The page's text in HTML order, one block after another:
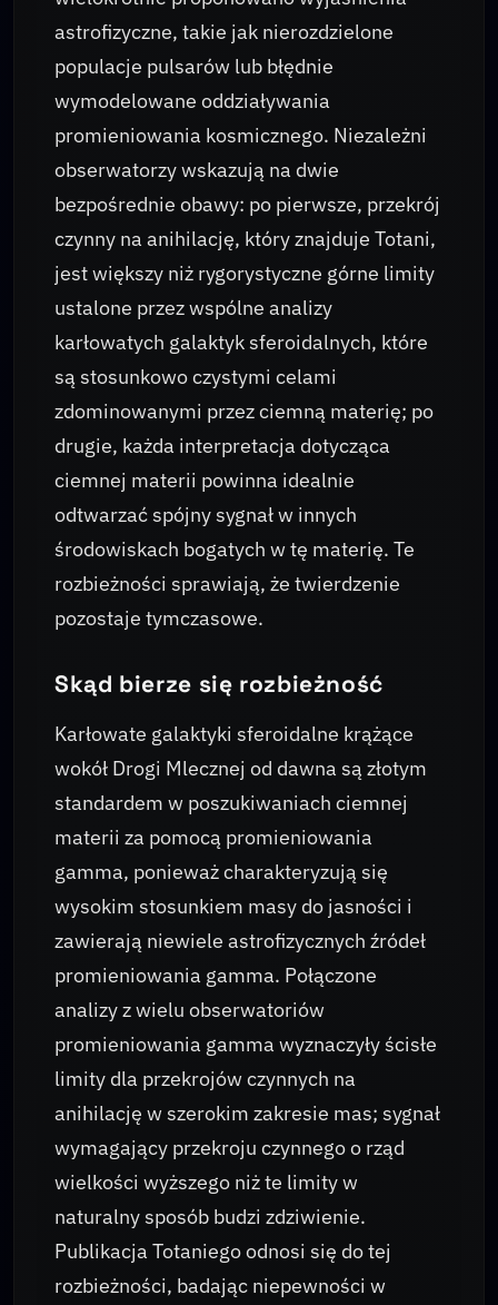
astrofizyczne, takie jak nierozdzielone
populacje pulsarów lub błędnie
wymodelowane oddziaływania
promieniowania kosmicznego. Niezależni
obserwatorzy wskazują na dwie
bezpośrednie obawy: po pierwsze, przekrój
czynny na anihilację, który znajduje Totani,
jest większy niż rygorystyczne górne limity
ustalone przez wspólne analizy
karłowatych galaktyk sferoidalnych, które
są stosunkowo czystymi celami
zdominowanymi przez ciemną materię; po
drugie, każda interpretacja dotycząca
ciemnej materii powinna idealnie
odtwarzać spójny sygnał w innych
środowiskach bogatych w tę materię. Te
rozbieżności sprawiają, że twierdzenie
pozostaje tymczasowe.
Skąd bierze się rozbieżność
Karłowate galaktyki sferoidalne krążące
wokół Drogi Mlecznej od dawna są złotym
standardem w poszukiwaniach ciemnej
materii za pomocą promieniowania
gamma, ponieważ charakteryzują się
wysokim stosunkiem masy do jasności i
zawierają niewiele astrofizycznych źródeł
promieniowania gamma. Połączone
analizy z wielu obserwatoriów
promieniowania gamma wyznaczyły ścisłe
limity dla przekrojów czynnych na
anihilację w szerokim zakresie mas; sygnał
wymagający przekroju czynnego o rząd
wielkości wyższego niż te limity w
naturalny sposób budzi zdziwienie.
Publikacja Totaniego odnosi się do tej
rozbieżności, badając niepewności w